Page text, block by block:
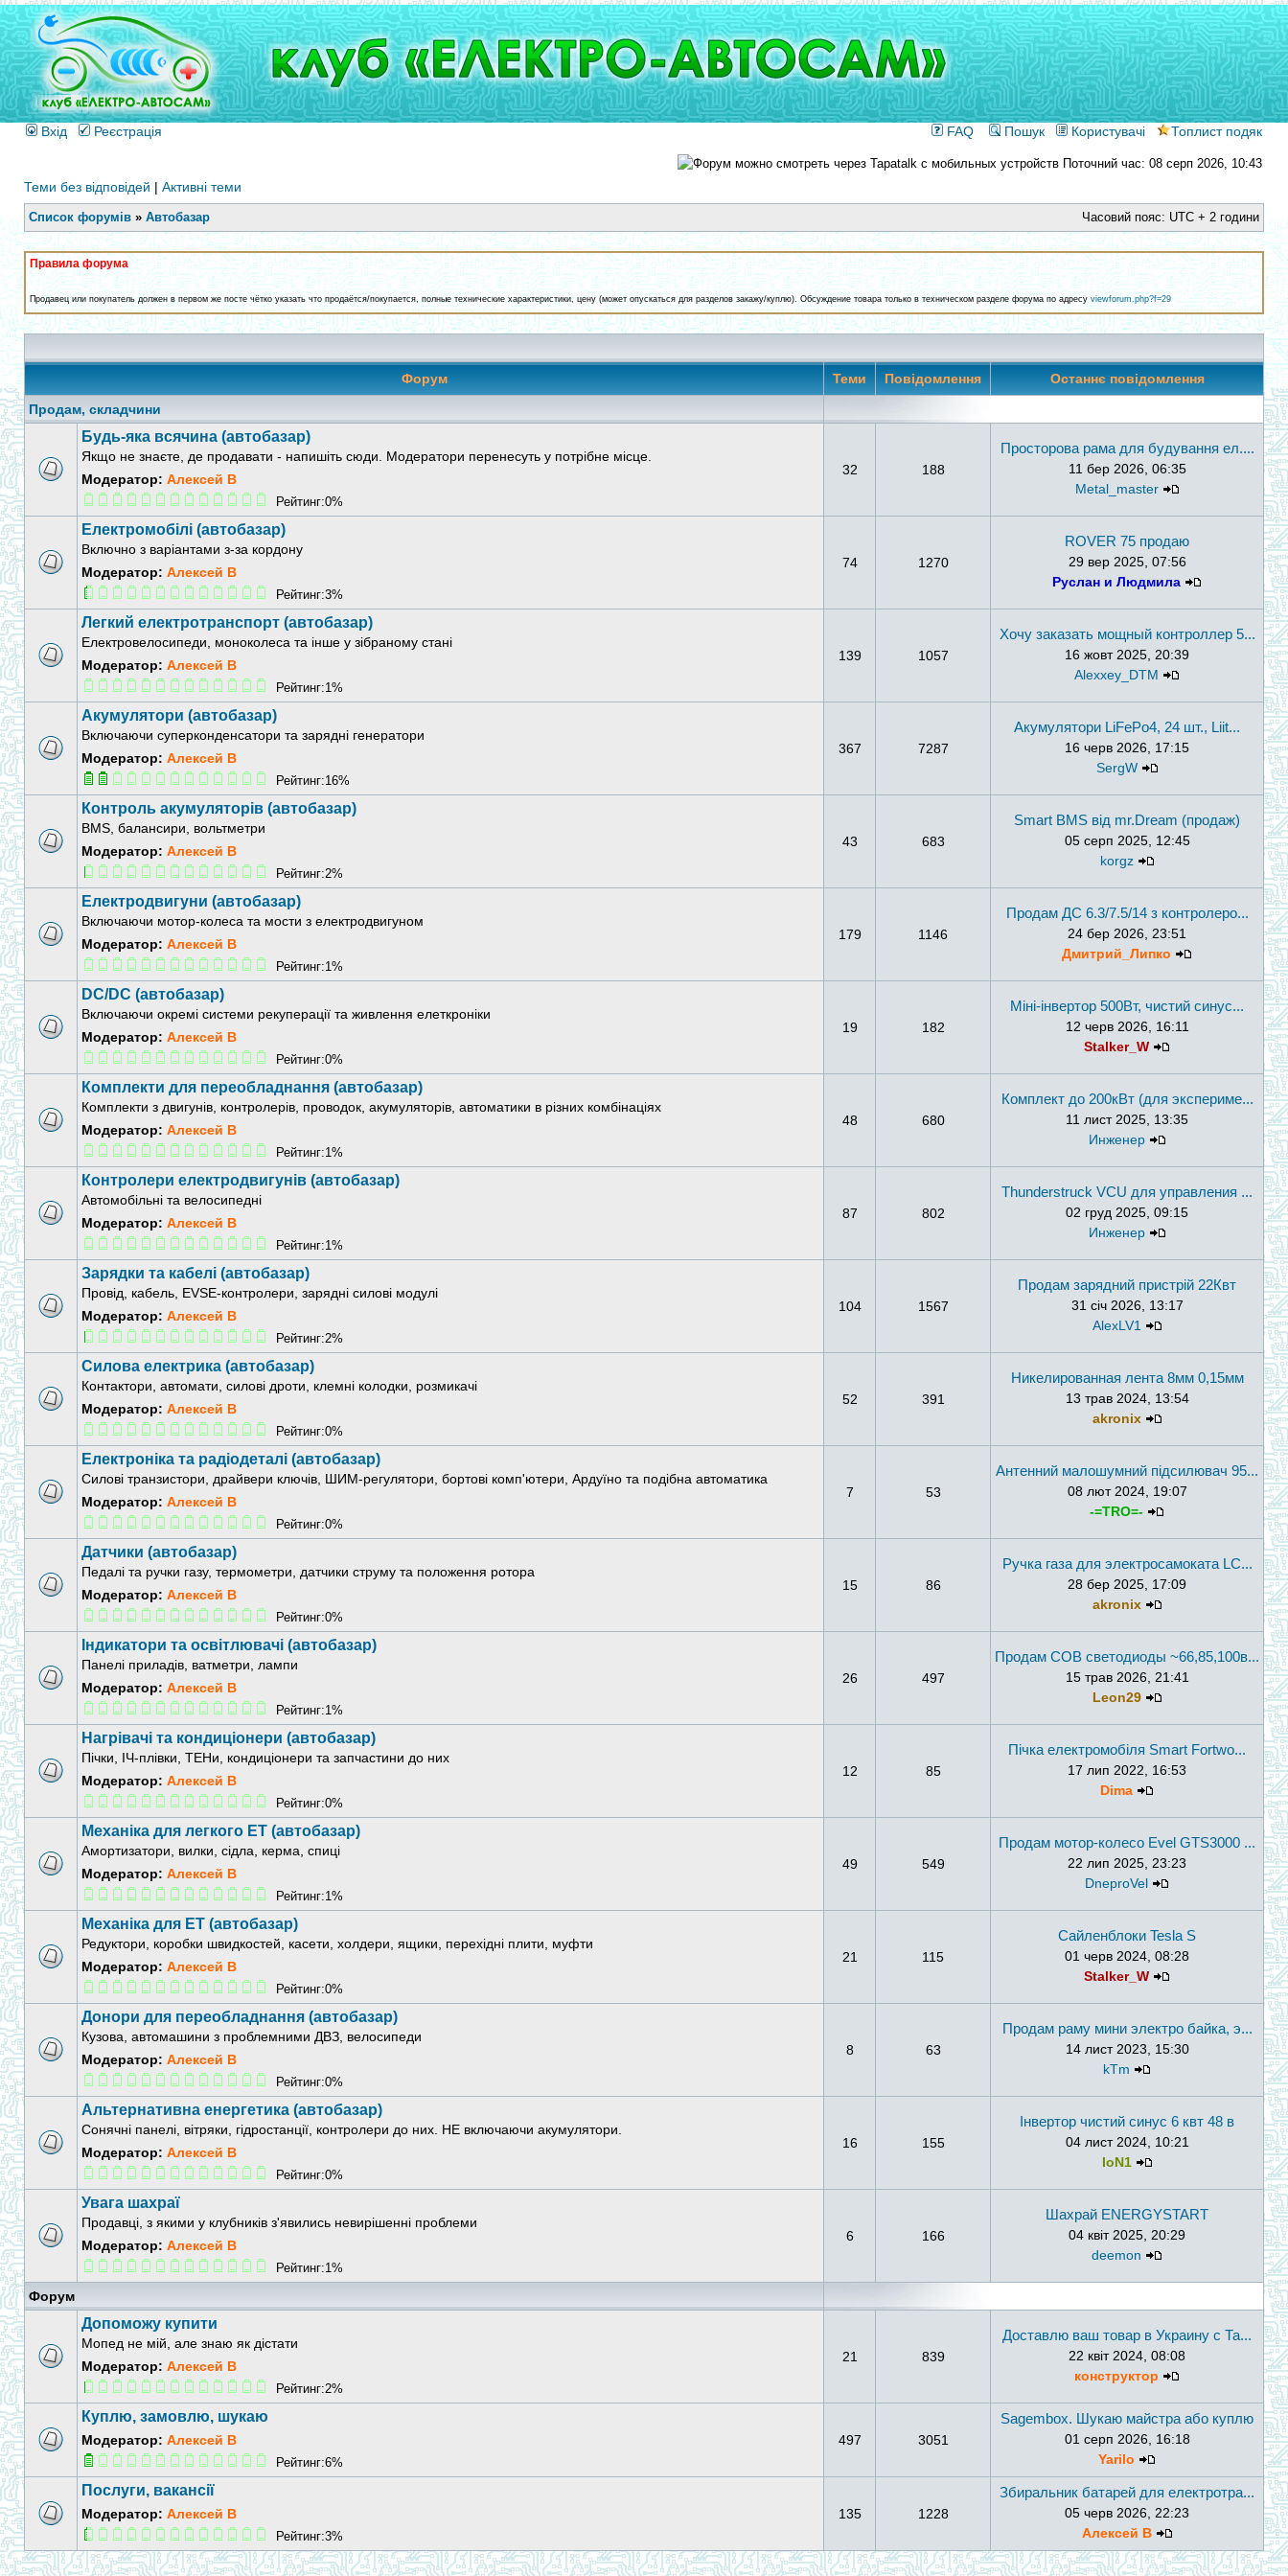
Вхід Реєстрація FAQ Пошук Користувачі Топлист подяк
Поточний час: 08 серп 2026, 10:43
Теми без відповідей | Активні теми
Список форумів » Автобазар Часовий пояс: UTC + 2 години
Правила форума
Продавец или покупатель должен в первом же посте чётко указать что продаётся/покупается, полные технические характеристики, цену (может опускаться для разделов закажу/куплю). Обсуждение товара только в техническом разделе форума по адресу viewforum.php?f=29
Форум Теми Повідомлення
Останнє повідомлення
Продам, складчини
Будь-яка всячина (автобазар)
Якщо не знаєте, де продавати - напишіть сюди. Модератори перенесуть у потрібне місце.
Модератор: Алексей В
Рейтинг:0%
32 188
Просторова рама для будування ел....
11 бер 2026, 06:35
Metal_master
Електромобілі (автобазар)
Включно з варіантами з-за кордону
Модератор: Алексей В
Рейтинг:3%
74 1270
ROVER 75 продаю
29 вер 2025, 07:56
Руслан и Людмила
Легкий електротранспорт (автобазар)
Електровелосипеди, моноколеса та інше у зібраному стані
Модератор: Алексей В
Рейтинг:1%
139 1057
Хочу заказать мощный контроллер 5...
16 жовт 2025, 20:39
Alexxey_DTM
Акумулятори (автобазар)
Включаючи суперконденсатори та зарядні генератори
Модератор: Алексей В
Рейтинг:16%
367 7287
Акумулятори LiFePo4, 24 шт., Liit...
16 черв 2026, 17:15
SergW
Контроль акумуляторів (автобазар)
BMS, балансири, вольтметри
Модератор: Алексей В
Рейтинг:2%
43 683
Smart BMS від mr.Dream (продаж)
05 серп 2025, 12:45
korgz
Електродвигуни (автобазар)
Включаючи мотор-колеса та мости з електродвигуном
Модератор: Алексей В
Рейтинг:1%
179 1146
Продам ДС 6.3/7.5/14 з контролеро...
24 бер 2026, 23:51
Дмитрий_Липко
DC/DC (автобазар)
Включаючи окремі системи рекуперації та живлення елеткроніки
Модератор: Алексей В
Рейтинг:0%
19 182
Міні-інвертор 500Вт, чистий синус...
12 черв 2026, 16:11
Stalker_W
Комплекти для переобладнання (автобазар)
Комплекти з двигунів, контролерів, проводок, акумуляторів, автоматики в різних комбінаціях
Модератор: Алексей В
Рейтинг:1%
48 680
Комплект до 200кВт (для экспериме...
11 лист 2025, 13:35
Инженер
Контролери електродвигунів (автобазар)
Автомобільні та велосипедні
Модератор: Алексей В
Рейтинг:1%
87 802
Thunderstruck VCU для управления ...
02 груд 2025, 09:15
Инженер
Зарядки та кабелі (автобазар)
Провід, кабель, EVSE-контролери, зарядні силові модулі
Модератор: Алексей В
Рейтинг:2%
104 1567
Продам зарядний пристрій 22Квт
31 січ 2026, 13:17
AlexLV1
Силова електрика (автобазар)
Контактори, автомати, силові дроти, клемні колодки, розмикачі
Модератор: Алексей В
Рейтинг:0%
52 391
Никелированная лента 8мм 0,15мм
13 трав 2024, 13:54
akronix
Електроніка та радіодеталі (автобазар)
Силові транзистори, драйвери ключів, ШИМ-регулятори, бортові комп'ютери, Ардуїно та подібна автоматика
Модератор: Алексей В
Рейтинг:0%
7 53
Антенний малошумний підсилювач 95...
08 лют 2024, 19:07
-=TRO=-
Датчики (автобазар)
Педалі та ручки газу, термометри, датчики струму та положення ротора
Модератор: Алексей В
Рейтинг:0%
15 86
Ручка газа для электросамоката LC...
28 бер 2025, 17:09
akronix
Індикатори та освітлювачі (автобазар)
Панелі приладів, ватметри, лампи
Модератор: Алексей В
Рейтинг:1%
26 497
Продам COB светодиоды ~66,85,100в...
15 трав 2026, 21:41
Leon29
Нагрівачі та кондиціонери (автобазар)
Пічки, ІЧ-плівки, ТЕНи, кондиціонери та запчастини до них
Модератор: Алексей В
Рейтинг:0%
12 85
Пічка електромобіля Smart Fortwo...
17 лип 2022, 16:53
Dima
Механіка для легкого ЕТ (автобазар)
Амортизатори, вилки, сідла, керма, спиці
Модератор: Алексей В
Рейтинг:1%
49 549
Продам мотор-колесо Evel GTS3000 ...
22 лип 2025, 23:23
DneproVel
Механіка для ЕТ (автобазар)
Редуктори, коробки швидкостей, касети, холдери, ящики, перехідні плити, муфти
Модератор: Алексей В
Рейтинг:0%
21 115
Сайленблоки Tesla S
01 черв 2024, 08:28
Stalker_W
Донори для переобладнання (автобазар)
Кузова, автомашини з проблемними ДВЗ, велосипеди
Модератор: Алексей В
Рейтинг:0%
8 63
Продам раму мини электро байка, э...
14 лист 2023, 15:30
kTm
Альтернативна енергетика (автобазар)
Сонячні панелі, вітряки, гідростанції, контролери до них. НЕ включаючи акумулятори.
Модератор: Алексей В
Рейтинг:0%
16 155
Інвертор чистий синус 6 квт 48 в
04 лист 2024, 10:21
IoN1
Увага шахраї
Продавці, з якими у клубників з'явились невирішенні проблеми
Модератор: Алексей В
Рейтинг:1%
6 166
Шахрай ENERGYSTART
04 квіт 2025, 20:29
deemon
Форум
Допоможу купити
Мопед не мій, але знаю як дістати
Модератор: Алексей В
Рейтинг:2%
21 839
Доставлю ваш товар в Украину с Та...
22 квіт 2024, 08:08
конструктор
Куплю, замовлю, шукаю
Модератор: Алексей В
Рейтинг:6%
497 3051
Sagembox. Шукаю майстра або куплю
01 серп 2026, 16:18
Yarilo
Послуги, вакансії
Модератор: Алексей В
Рейтинг:3%
135 1228
Збиральник батарей для електротра...
05 черв 2026, 22:23
Алексей В